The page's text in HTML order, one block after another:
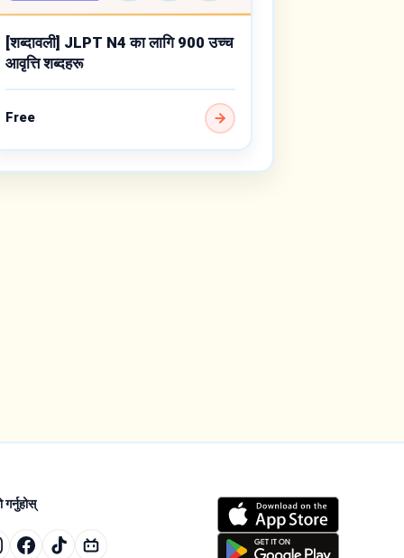
[शब्दावली] JLPT N4 का लागि 900 उच्च
आवृत्ति शब्दहरू
Free
गर्नुहोस्